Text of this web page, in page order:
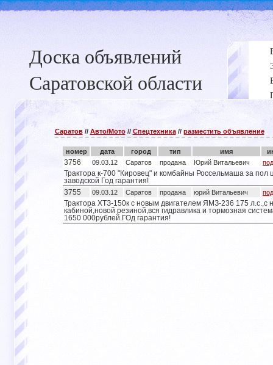
Доска объявлений
Саратовской области
Саратов// Авто/Мото// Спецтехника// разместить объявление
номер дата город тип имя
3756
09.03.12 Саратов продажа Юрий Витальевич
Трактора к-700 "Кировец" и комбайны Россельмаша за пол
заводской Год гарантия!
3755
09.03.12 Саратов продажа юрий Витальевич
Трактора ХТЗ-150к с новым двигателем ЯМЗ-236 175 л.с.,с
кабиной,новой резиной,вся гидравлика и тормозная
1650 000рублей.ГОд гарантия!